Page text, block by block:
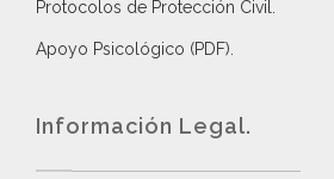
Protocolos de Protección Civil
Apoyo Psicológico (PDF)
Información Legal.